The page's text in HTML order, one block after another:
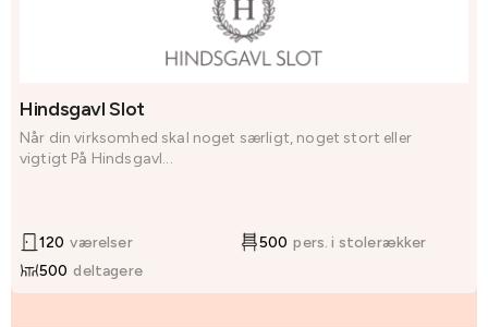
Hindsgavl Slot
Når din virksomhed skal noget særligt, noget stort eller
vigtigt På Hindsgavl...
120 værelser 500 pers. i stolerækker
500 deltagere